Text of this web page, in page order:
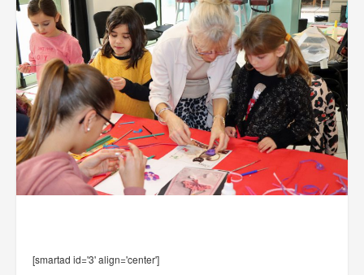
[smartad id='3' align='center']